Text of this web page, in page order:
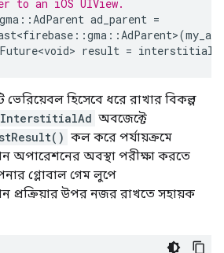
to an iOS UIView.
gma ::AdParent ad_parent =
::gma ::AdParent>(
Future<void> result =
হিসেবে ধরে রাখার বিকল্প
InterstitialAd অবজেক্টে
কল করে পর্যায়ক্রমে
অপারেশনের অবস্থা পরীক্ষা করতে
গ্লোবাল গেম লুপে
প্রক্রিয়ার উপর নজর রাখতে সহায়ক